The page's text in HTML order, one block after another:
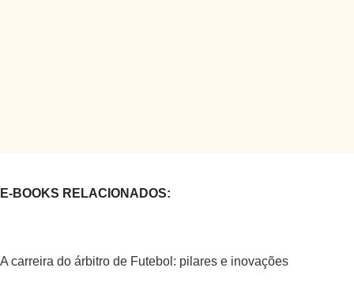
E-BOOKS RELACIONADOS:
A carreira do árbitro de Futebol: pilares e inovações